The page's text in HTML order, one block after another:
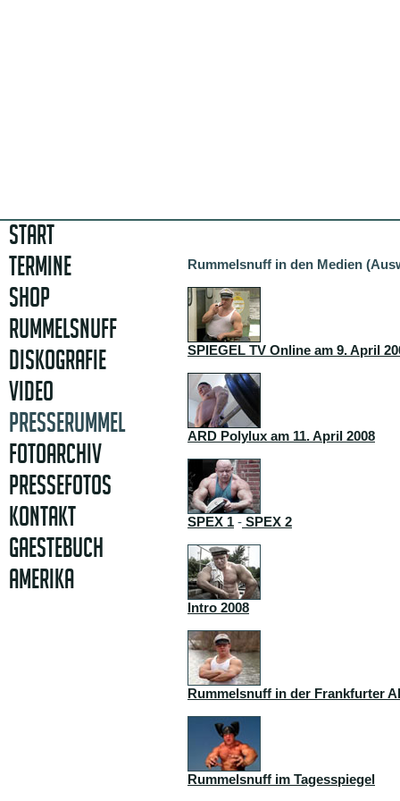
Rummelsnuff in den Medien
SPIEGEL TV Online am 9. April
ARD Polylux am 11. April 2008
SPEX 1 - SPEX 2
Intro 2008
Rummelsnuff in der Frankfurter
Rummelsnuff im Tagesspiegel
START
TERMINE
SHOP
RUMMELSNUFF
DISKOGRAFIE
VIDEO
PRESSERUMMEL
FOTOARCHIV
PRESSEFOTOS
KONTAKT
GAESTEBUCH
AMERIKA